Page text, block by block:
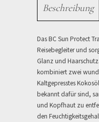
Beschreibung
Das BC Sun Protect
Reisebegleiter und
Glanz und
kombiniert zwei
Kaltgepresstes
bekannt dafür sind,
und Kopfhaut zu
den